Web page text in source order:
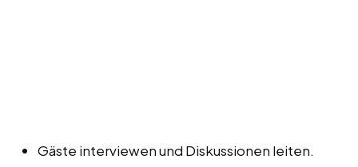
Gäste interviewen und Diskussionen leiten.